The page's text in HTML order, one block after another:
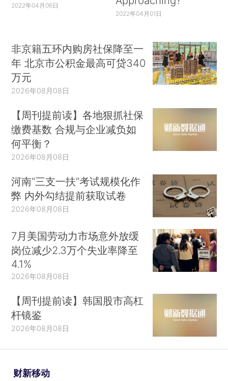
2022年04月06日
2022年04月01日
非京籍五环内购房社保降至一
年 北京市公积金最高可贷340
万元
2026年08月08日
【周刊提前读】各地狠抓社保
缴费基数 合规与企业减负如
何平衡？
2026年08月08日
河南“三支一扶”考试规模化作
弊 内外勾结提前获取试卷
2026年08月08日
7月美国劳动力市场意外放缓
岗位减少2.3万个失业率降至
4.1%
2026年08月08日
【周刊提前读】韩国股市高杠
杆镜鉴
2026年08月08日
财新移动